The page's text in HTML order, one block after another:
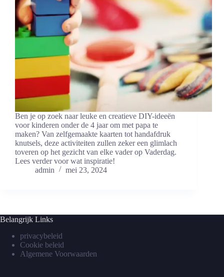
Ben⁤ je op zoek naar leuke en creatieve DIY-ideeën
voor kinderen onder de 4 jaar om met papa te ​
maken? Van zelfgemaakte kaarten tot handafdruk
knutsels, deze activiteiten zullen zeker een glimlach
toveren ⁤op het ​gezicht van elke vader op Vaderdag.
Lees verder voor wat inspiratie!
admin
mei 23, 2024
Belangrijk Links
privacybeleid
Cookie beleid
Algemene Voorwaarden